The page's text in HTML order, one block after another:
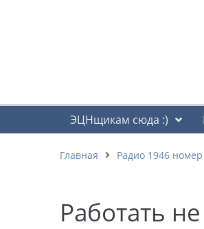
ЭЦНщикам сюда :)
Главная Радио 1946 номер
Работать